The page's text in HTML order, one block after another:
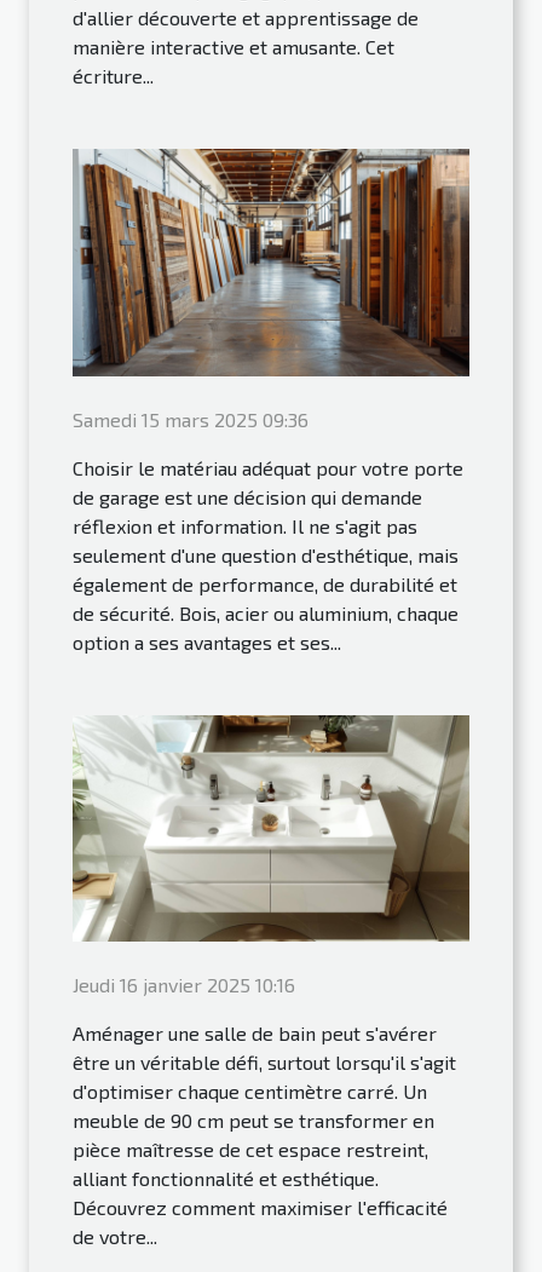
d'allier découverte et apprentissage de
manière interactive et amusante. Cet
écriture...
Samedi 15 mars 2025 09:36
Choisir le matériau adéquat pour votre porte
de garage est une décision qui demande
réflexion et information. Il ne s'agit pas
seulement d'une question d'esthétique, mais
également de performance, de durabilité et
de sécurité. Bois, acier ou aluminium, chaque
option a ses avantages et ses...
Jeudi 16 janvier 2025 10:16
Aménager une salle de bain peut s'avérer
être un véritable défi, surtout lorsqu'il s'agit
d'optimiser chaque centimètre carré. Un
meuble de 90 cm peut se transformer en
pièce maîtresse de cet espace restreint,
alliant fonctionnalité et esthétique.
Découvrez comment maximiser l'efficacité
de votre...